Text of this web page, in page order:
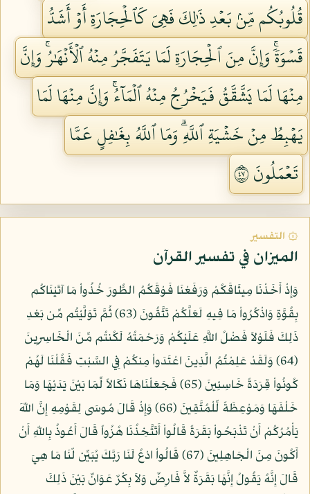
قُلُوبُكُم مِّنۢ بَعۡدِ ذَٰلِكَ فَهِيَ كَٱلۡحِجَارَةِ أَوۡ أَشَدُّ
قَسۡوَةٗۚ وَإِنَّ مِنَ ٱلۡحِجَارَةِ لَمَا يَتَفَجَّرُ مِنۡهُ ٱلۡأَنۡهَٰرُۚ وَإِنَّ
مِنۡهَا لَمَا يَشَّقَّقُ فَيَخۡرُجُ مِنۡهُ ٱلۡمَآءُۚ وَإِنَّ مِنۡهَا لَمَا
يَهۡبِطُ مِنۡ خَشۡيَةِ ٱللَّهِۗ وَمَا ٱللَّهُ بِغَٰفِلٍ عَمَّا
تَعۡمَلُونَ ٧٤
۞ التفسير
الميزان في تفسير القرآن
وَإِذْ أَخَذْنَا مِيثَاقَكُمْ وَرَفَعْنَا فَوْقَكُمُ الطُّورَ خُذُواْ مَا آتَيْنَاكُم
بِقُوَّةٍ وَاذْكُرُواْ مَا فِيهِ لَعَلَّكُمْ تَتَّقُونَ (63) ثُمَّ تَوَلَّيْتُم مِّن بَعْدِ
ذَلِكَ فَلَوْلاَ فَضْلُ اللَّهِ عَلَيْكُمْ وَرَحْمَتُهُ لَكُنتُم مِّنَ الْخَاسِرِينَ
(64) وَلَقَدْ عَلِمْتُمُ الَّذِينَ اعْتَدَواْ مِنكُمْ فِي السَّبْتِ فَقُلْنَا لَهُمْ
كُونُواْ قِرَدَةً خَاسِئِينَ (65) فَجَعَلْنَاهَا نَكَالاً لِّمَا بَيْنَ يَدَيْهَا وَمَا
خَلْفَهَا وَمَوْعِظَةً لِّلْمُتَّقِينَ (66) وَإِذْ قَالَ مُوسَى لِقَوْمِهِ إِنَّ اللّهَ
يَأْمُرُكُمْ أَنْ تَذْبَحُواْ بَقَرَةً قَالُواْ أَتَتَّخِذُنَا هُزُواً قَالَ أَعُوذُ بِاللّهِ أَنْ
أَكُونَ مِنَ الْجَاهِلِينَ (67) قَالُواْ ادْعُ لَنَا رَبَّكَ يُبَيِّن لّنَا مَا هِيَ
قَالَ إِنَّهُ يَقُولُ إِنَّهَا بَقَرَةٌ لاَّ فَارِضٌ وَلاَ بِكْرٌ عَوَانٌ بَيْنَ ذَلِكَ